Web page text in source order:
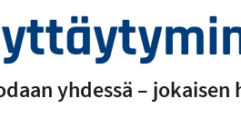
yhdessä –